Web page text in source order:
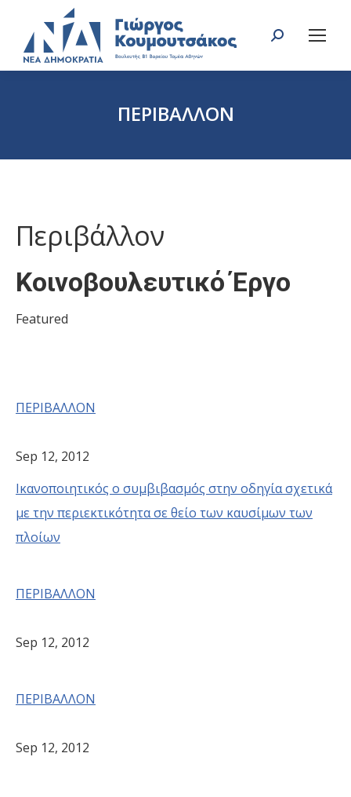
Search:
ΠΕΡΙΒΑΛΛΟΝ
Περιβάλλον
Κοινοβουλευτικό Έργο
Featured
ΠΕΡΙΒΑΛΛΟΝ
Sep 12, 2012
Ικανοποιητικός ο συμβιβασμός στην οδηγία σχετικά
με την περιεκτικότητα σε θείο των καυσίμων των
πλοίων
ΠΕΡΙΒΑΛΛΟΝ
Sep 12, 2012
ΠΕΡΙΒΑΛΛΟΝ
Sep 12, 2012